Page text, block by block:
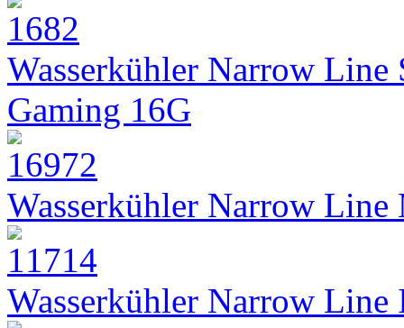
Wasserkühler Narrow
Gaming 16G
Wasserkühler Narrow
Wasserkühler Narrow